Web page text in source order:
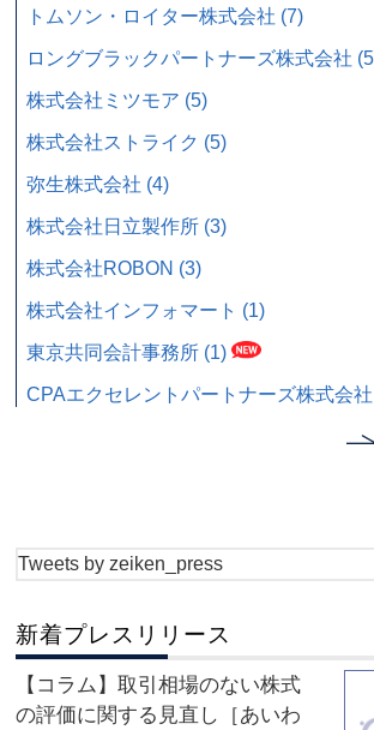
トムソン・ロイター株式会社 (7)
ロングブラックパートナーズ株式会社
株式会社ミツモア (5)
株式会社ストライク (5)
弥生株式会社 (4)
株式会社日立製作所 (3)
株式会社ROBON (3)
株式会社インフォマート (1)
東京共同会計事務所 (1)
CPAエクセレントパートナーズ株式会
Tweets by zeiken_press
新着プレスリリース
【コラム】取引相場のない株式
の評価に関する見直し［あいわ